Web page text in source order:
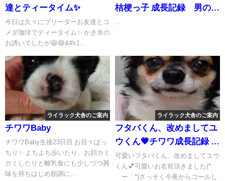
達とティータイム✨
今日は久々にブリーダーお友達とコ
メダ珈琲でティータイム✨ かき氷の
お誘いでしたが😆😆&#x1...
桔梗っ子 成長記録 男の子
ライラック犬舎のご案内
チワワBaby
チワワBaby生後23日目 お目々ぱっ
ちり✨ よちよち歩いたり、お顔カミ
カミしたりと離乳食にも少しづつ興
味を持ちはじめ順調に...
ライラック犬舎のご案内
フタバくん、改めましてユ
ウくん💗チワワ成長記録 パ
ピヨン成長記録 ご家族様へ
お便り♡
可愛いフタバくん、改めましてユウ
くん💕可愛いお名前頂きました(*
´ー｀*)さっそく今夜からコールし